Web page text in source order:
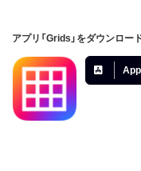
アプリ「Grids」をダウンロー